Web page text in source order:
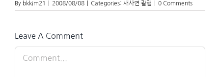
By bkkim21 2008/08/08 Categories: 새사연 칼럼 0 Comments
Leave A Comment